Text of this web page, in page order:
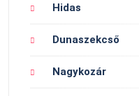
Hidas
Dunaszekcső
Nagykozár